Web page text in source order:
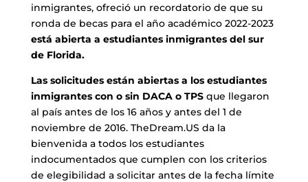
inmigrantes, ofreció un recordatorio de que su
ronda de becas para el año académico 2022-2023
está abierta a estudiantes inmigrantes del sur
de Florida.
Las solicitudes están abiertas a los estudiantes
inmigrantes con o sin DACA o TPSque llegaron
al país antes de los 16 años y antes del 1 de
noviembre de 2016. TheDream.US da la
bienvenida a todos los estudiantes
indocumentados que cumplen con los criterios
de elegibilidad a solicitar antes de la fecha límite